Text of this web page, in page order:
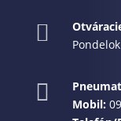


Mobil: